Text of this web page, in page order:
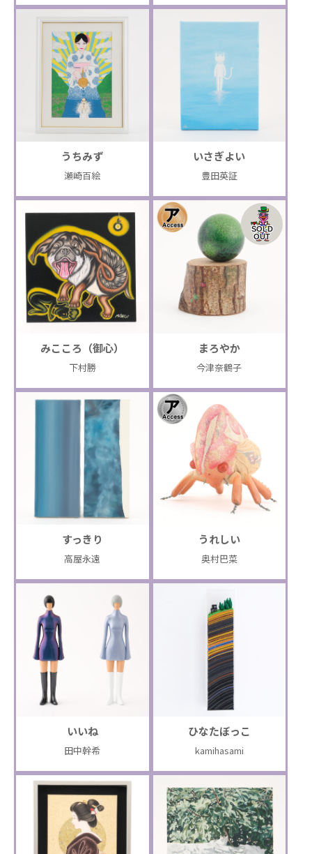
うちみず
瀬崎百絵
いさぎよい
豊田英証
みこころ（御心）
下村勝
SOLD
OUT
まろやか
今津奈鶴子
すっきり
高屋永遠
うれしい
奥村巴菜
いいね
田中幹希
ひなたぼっこ
kamihasami